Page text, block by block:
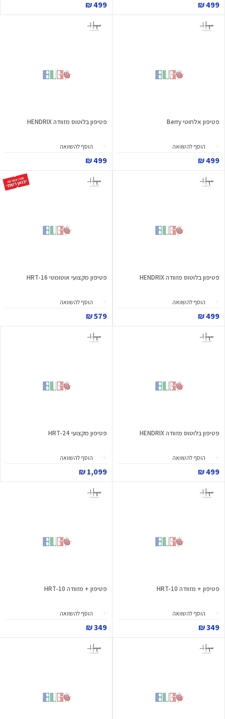
499 ₪
499 ₪
פטיפון אלחוטי Berry
הוסף להשוואה
499 ₪
פטיפון בלוטוס מזוודה HENDRIX
הוסף להשוואה
499 ₪
פטיפון בלוטוס מזוודה HENDRIX
הוסף להשוואה
499 ₪
פטיפון מקצועי אוטומטי HRT-16
הוסף להשוואה
579 ₪
פטיפון בלוטוס מזוודה HENDRIX
הוסף להשוואה
499 ₪
פטיפון מקצועי HRT-24
הוסף להשוואה
1,099 ₪
פטיפון + מזוודה HRT-10
הוסף להשוואה
349 ₪
פטיפון + מזוודה HRT-10
הוסף להשוואה
349 ₪